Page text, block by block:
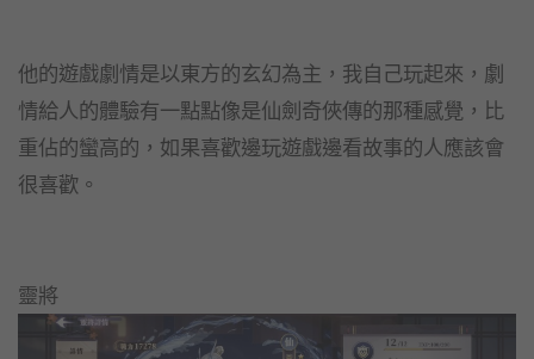
他的遊戲劇情是以東方的玄幻為主，我自己玩起來，劇
情給人的體驗有一點點像是仙劍奇俠傳的那種感覺，比
重佔的蠻高的，如果喜歡邊玩遊戲邊看故事的人應該會
很喜歡。
靈將